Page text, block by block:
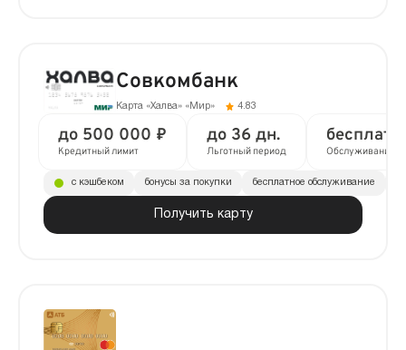
Совкомбанк
Карта «Халва» «Мир» 4.83
до 500 000 ₽
Кредитный лимит
до 36 дн.
Льготный период Обслуживание
Получить карту
с кэшбеком бонусы за покупки бесплатное обслуживание